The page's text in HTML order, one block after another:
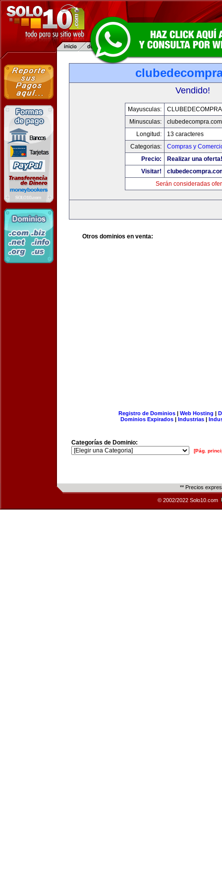
Vendido!
Mayusculas:
Minusculas:
clubedecompra.com
Longitud:
13 caracteres
Categorias:
Compras y
Precio:
Realizar una oferta!
Visitar!
Serán consideradas
Otros dominios en venta:
Registro de Dominios| Web Hosting |
Dominios Expirados | Industrias |
Categorías de Dominio:
[Pág.
** Precios
© 2002/2022 Solo10.com